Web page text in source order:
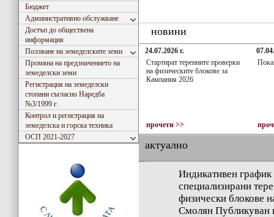
Бюджет
Административно обслужване
Достъп до обществена
информация
Ползване на земеделските земи
Промяна на предзначението на
земеделски земи
Регистрация на земеделски
стопани съгласно Наредба
№3/1999 г.
Контрол и регистрация на
земеделска и горска техника
ОСП 2021-2027
новини
24.07.2026 г.
Стартират теренните проверки
на физическите блокове за
Кампания 2026
прочети >>
актуално
Индикативен
специализирани
физически блокове
Смолян Публикуван